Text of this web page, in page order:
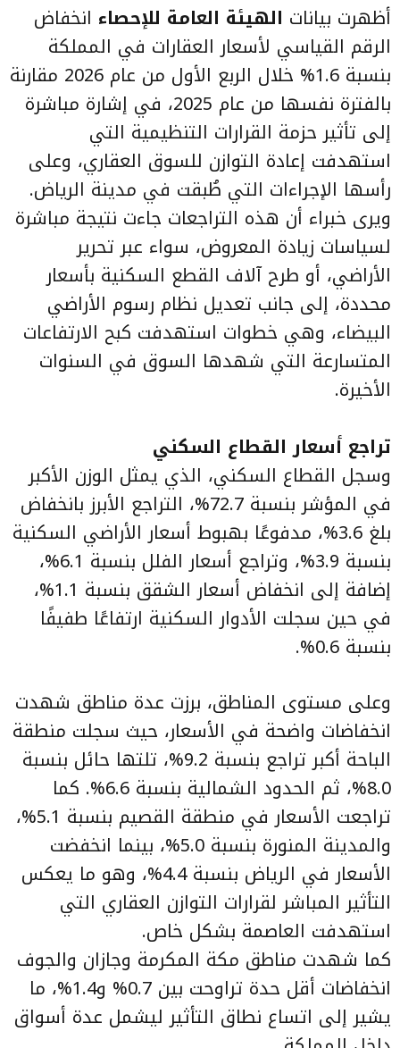
أظهرت بيانات الهيئة العامة للإحصاء انخفاض
الرقم القياسي لأسعار العقارات في المملكة
بنسبة 1.6% خلال الربع الأول من عام 2026 مقارنة
بالفترة نفسها من عام 2025، في إشارة مباشرة
إلى تأثير حزمة القرارات التنظيمية التي
استهدفت إعادة التوازن للسوق العقاري، وعلى
رأسها الإجراءات التي طُبقت في مدينة الرياض.
ويرى خبراء أن هذه التراجعات جاءت نتيجة مباشرة
لسياسات زيادة المعروض، سواء عبر تحرير
الأراضي، أو طرح آلاف القطع السكنية بأسعار
محددة، إلى جانب تعديل نظام رسوم الأراضي
البيضاء، وهي خطوات استهدفت كبح الارتفاعات
المتسارعة التي شهدها السوق في السنوات
الأخيرة.
تراجع أسعار القطاع السكني
وسجل القطاع السكني، الذي يمثل الوزن الأكبر
في المؤشر بنسبة 72.7%، التراجع الأبرز بانخفاض
بلغ 3.6%، مدفوعًا بهبوط أسعار الأراضي السكنية
بنسبة 3.9%، وتراجع أسعار الفلل بنسبة 6.1%،
إضافة إلى انخفاض أسعار الشقق بنسبة 1.1%،
في حين سجلت الأدوار السكنية ارتفاعًا طفيفًا
بنسبة 0.6%.
وعلى مستوى المناطق، برزت عدة مناطق شهدت
انخفاضات واضحة في الأسعار، حيث سجلت منطقة
الباحة أكبر تراجع بنسبة 9.2%، تلتها حائل بنسبة
8.0%، ثم الحدود الشمالية بنسبة 6.6%. كما
تراجعت الأسعار في منطقة القصيم بنسبة 5.1%،
والمدينة المنورة بنسبة 5.0%، بينما انخفضت
الأسعار في الرياض بنسبة 4.4%، وهو ما يعكس
التأثير المباشر لقرارات التوازن العقاري التي
استهدفت العاصمة بشكل خاص.
كما شهدت مناطق مكة المكرمة وجازان والجوف
انخفاضات أقل حدة تراوحت بين 0.7% و1.4%، ما
يشير إلى اتساع نطاق التأثير ليشمل عدة أسواق